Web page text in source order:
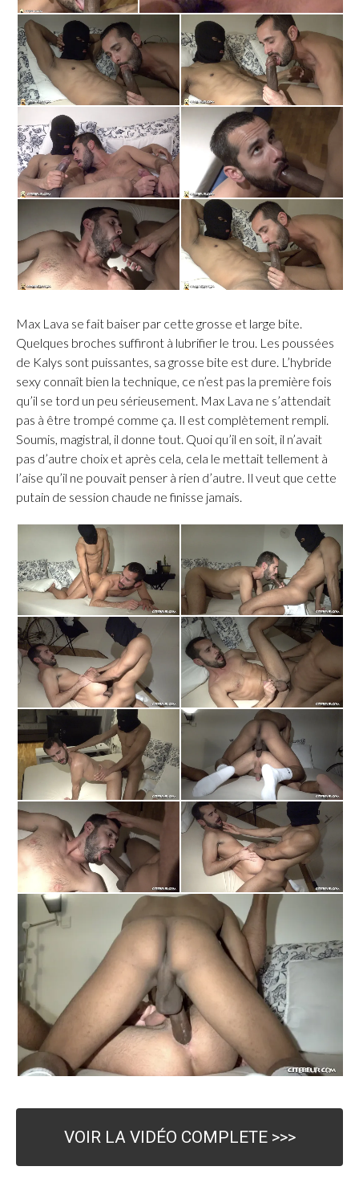
Max Lava se fait baiser par cette grosse et large bite.
Quelques broches suffiront à lubrifier le trou. Les poussées
de Kalys sont puissantes, sa grosse bite est dure. L’hybride
sexy connaît bien la technique, ce n’est pas la première fois
qu’il se tord un peu sérieusement. Max Lava ne s’attendait
pas à être trompé comme ça. Il est complètement rempli.
Soumis, magistral, il donne tout. Quoi qu’il en soit, il n’avait
pas d’autre choix et après cela, cela le mettait tellement à
l’aise qu’il ne pouvait penser à rien d’autre. Il veut que cette
putain de session chaude ne finisse jamais.
VOIR LA VIDÉO COMPLETE >>>